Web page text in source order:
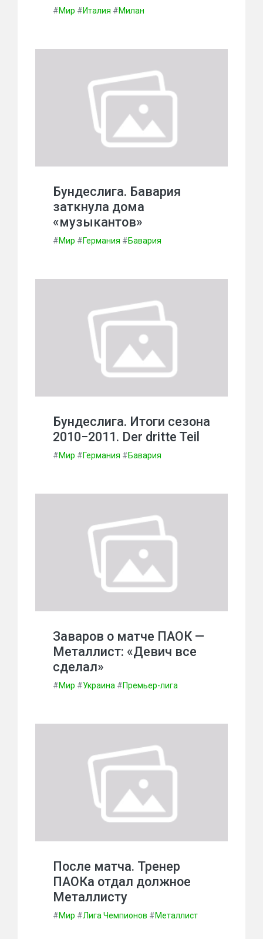
#Мир #Италия #Милан
Бундеслига. Бавария
заткнула дома
«музыкантов»
#Мир #Германия #Бавария
Бундеслига. Итоги сезона
2010−2011. Der dritte Teil
#Мир #Германия #Бавария
Заваров о матче ПАОК —
Металлист: «Девич все
сделал»
#Мир #Украина #Премьер-лига
После матча. Тренер
ПАОКа отдал должное
Металлисту
#Мир #Лига Чемпионов #Металлист